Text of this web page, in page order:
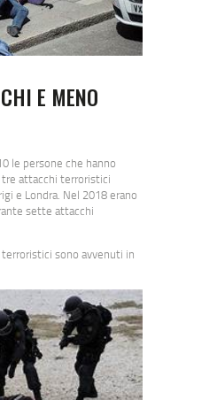
E MENO
le persone che hanno
attacchi terroristici
e Londra. Nel 2018 erano
sette attacchi
sono avvenuti in